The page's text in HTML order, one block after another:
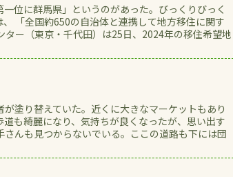
位に群馬県」というのがあった。びっくりびっく
「全国約650の自治体と連携して地方移住に関す
ー（東京・千代田）は25日、2024年の移住希望地
塗り替えていた。近くに大きなマーケットもあり
も綺麗になり、気持ちが良くなったが、思い出す
んも見つからないでいる。ここの道路も下には団